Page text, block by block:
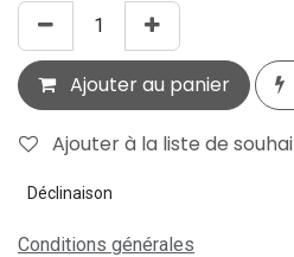
Ajouter au panier
Ajouter à la liste de
Déclinaison
Conditions générales